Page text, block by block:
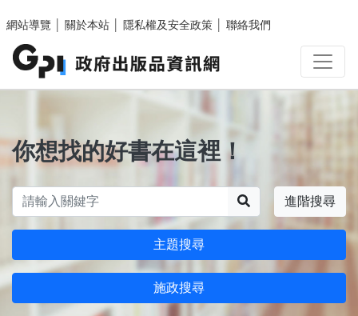
網站導覽
關於本站 隱私權及安全政策 聯絡我們
你想找的好書在這裡！
進階搜尋
主題搜尋
施政搜尋